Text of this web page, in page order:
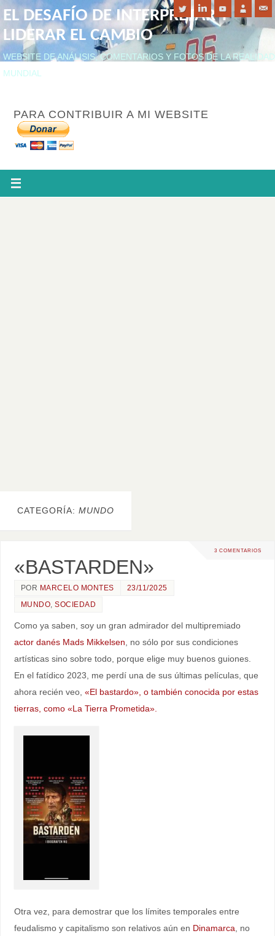
EL DESAFÍO DE INTERPRETAR Y
LIDERAR EL CAMBIO
WEBSITE DE ANÁLISIS, COMENTARIOS Y FOTOS DE LA REALIDAD
MUNDIAL
PARA CONTRIBUIR A MI WEBSITE
CATEGORÍA: MUNDO
3 COMENTARIOS
«BASTARDEN»
POR MARCELO MONTES
23/11/2025
MUNDO,SOCIEDAD
Como ya saben, soy un gran admirador del multipremiado
actor danés Mads Mikkelsen, no sólo por sus condiciones
artísticas sino sobre todo, porque elige muy buenos guiones.
En el fatídico 2023, me perdí una de sus últimas películas, que
ahora recién veo, «El bastardo», o también conocida por estas
tierras, como «La Tierra Prometida».
Otra vez, para demostrar que los límites temporales entre
feudalismo y capitalismo son relativos aún en Dinamarca , no